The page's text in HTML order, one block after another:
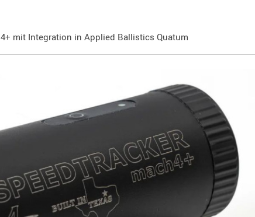
mit Integration in Applied Ballistics Quatum